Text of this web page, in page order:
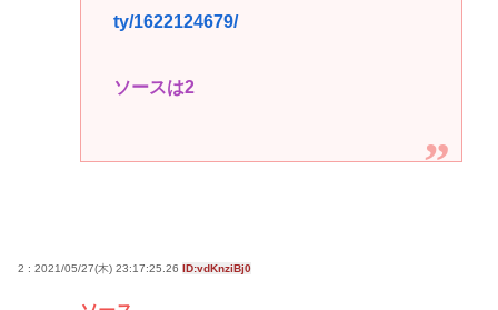
ty/1622124679/
ソースは2
2 : 2021/05/27(木) 23:17:25.26 ID:vdKnziBj0